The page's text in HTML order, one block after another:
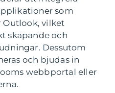
som
Outlook, vilket
skapande och
Dessutom
och bjudas in
webbportal eller